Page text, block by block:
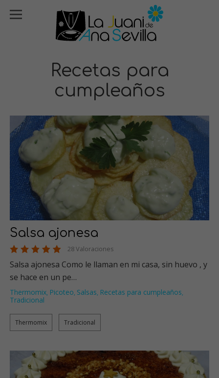
Recetas para
cumpleaños
Salsa ajonesa
28 Valoraciones
Salsa ajonesa Como le llaman en mi casa, sin huevo , y
se hace en un pe…
Thermomix, Picoteo, Salsas, Recetas para cumpleaños,
Tradicional
Thermomix Tradicional